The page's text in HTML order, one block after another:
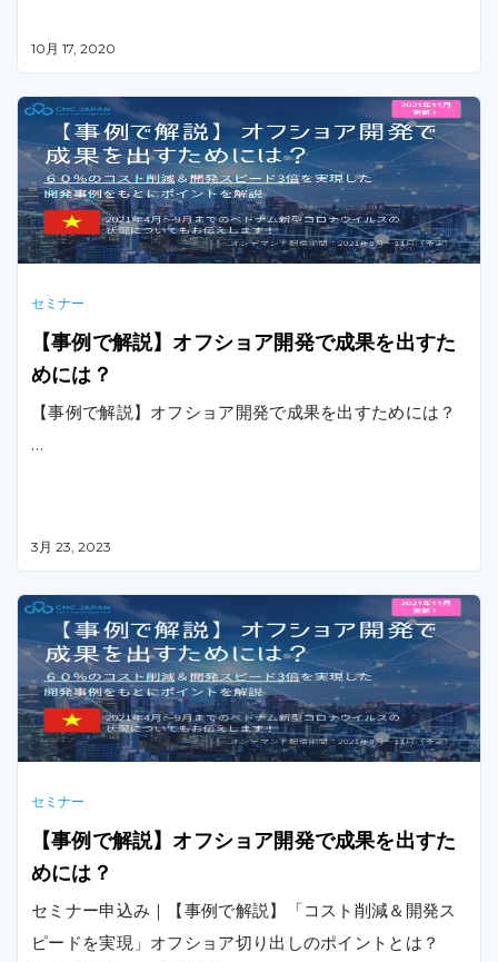
10月 17, 2020
セミナー
【事例で解説】オフショア開発で成果を出すた
めには？
【事例で解説】オフショア開発で成果を出すためには？
…
3月 23, 2023
セミナー
【事例で解説】オフショア開発で成果を出すた
めには？
セミナー申込み｜【事例で解説】「コスト削減＆開発ス
ピードを実現」オフショア切り出しのポイントとは？